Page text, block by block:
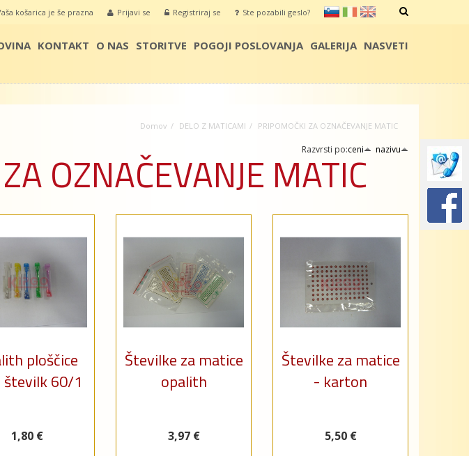
sl it en
Prijavi se Registriraj se Ste pozabili geslo?
košarica je še prazna
KONTAKT O NAS STORITVE POGOJI POSLOVANJA GALERIJA NASVETI
Domov DELO Z MATICAMI PRIPOMOČKI ZA OZNAČEVANJE MATIC
Razvrsti po:ceni nazivu
OZNAČEVANJE MATIC
ploščice
številk 60/1
1,80 €
Številke za matice
opalith
3,97 €
Številke za matice
- karton
5,50 €